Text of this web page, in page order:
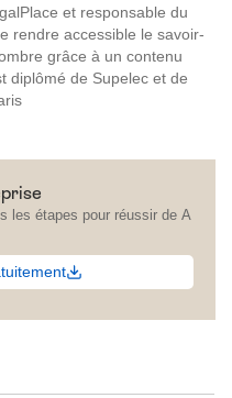
et responsable du
rendre accessible le savoir-
grâce à un contenu
diplômé de Supelec et de
les étapes pour réussir de A